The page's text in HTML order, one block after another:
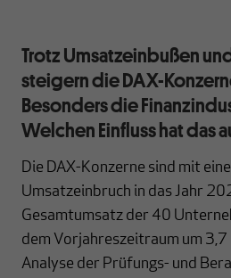
Trotz Umsatzeinbußen
steigern die DAX-
Besonders die
Welchen Einfluss hat das
Die DAX-Konzerne sind mit
Umsatzeinbruch in das Jahr
Gesamtumsatz der 40
dem Vorjahreszeitraum um 3,7
Analyse der Prüfungs- und